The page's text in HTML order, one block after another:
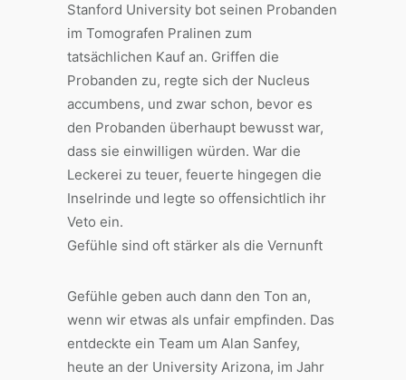
Stanford University bot seinen Probanden
im Tomografen Pralinen zum
tatsächlichen Kauf an. Griffen die
Probanden zu, regte sich der Nucleus
accumbens, und zwar schon, bevor es
den Probanden überhaupt bewusst war,
dass sie einwilligen würden. War die
Leckerei zu teuer, feuerte hingegen die
Inselrinde und legte so offensichtlich ihr
Veto ein.
Gefühle sind oft stärker als die Vernunft
Gefühle geben auch dann den Ton an,
wenn wir etwas als unfair empfinden. Das
entdeckte ein Team um Alan Sanfey,
heute an der University Arizona, im Jahr